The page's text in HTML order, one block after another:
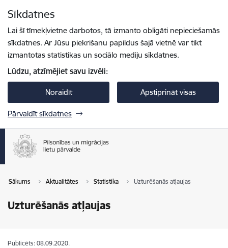
Sīkdatnes
Lai šī tīmekļvietne darbotos, tā izmanto obligāti nepieciešamās
sīkdatnes. Ar Jūsu piekrišanu papildus šajā vietnē var tikt
izmantotas statistikas un sociālo mediju sīkdatnes.
Lūdzu, atzīmējiet savu izvēli:
Noraidīt Apstiprināt visas
Pārvaldīt sīkdatnes
Sākums Aktualitātes Statistika Uzturēšanās atļaujas
Uzturēšanās atļaujas
Publicēts: 08.09.2020.